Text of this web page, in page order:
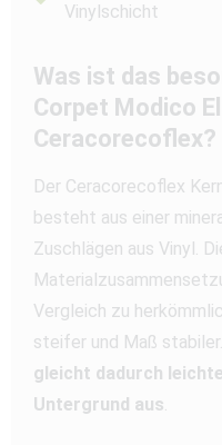
Vinylschicht
Was ist das
Corpet Modico
Ceracorecoflex?
Der Ceracorecoflex
besteht aus einer
Zuschlägen aus Vinyl.
Vergleich zu
steifer und Maß
gleicht dadurch
Untergrund aus.